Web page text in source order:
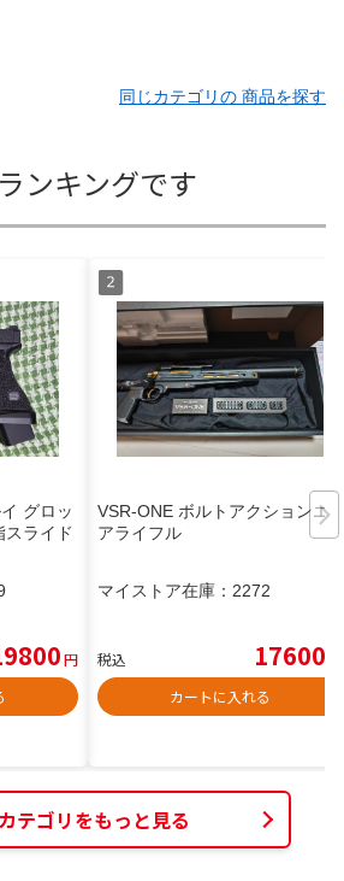
同じカテゴリの 商品を探す
ンキングです
グロッ
スライド
円
VSR-ONE ボルトアクションエ
アライフル
マイストア在庫： 2272
税込 17600
カートに入れる
テゴリをもっと見る